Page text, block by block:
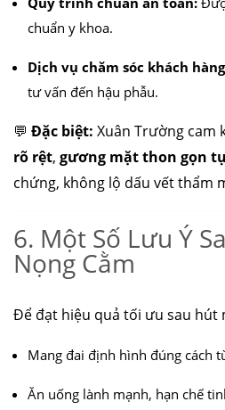
căng da mặt nâng mũi cấu trúc
chuẩn y khoa.
Dịch vụ chăm sóc khách
tư vấn đến hậu phẫu.
💬 Đặc biệt: Xuân Trường cam
rõ rệt, gương mặt thon gọn
chứng, không lộ dấu vết thẩm
6. Một Số Lưu Ý
Nọng Cằm
Để đạt hiệu quả tối ưu sau hút
Mang đai định hình đúng cách
Ăn uống lành mạnh, hạn chế